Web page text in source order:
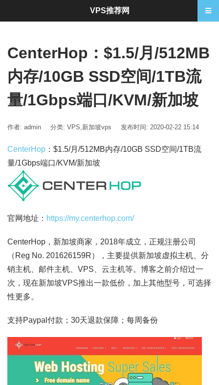
CenterHop：$1.5/月/512MB
内存/10GB SSD空间/1TB流
量/1Gbps端口/KVM/新加坡
作者: admin 分类: VPS,新加坡vps 发布时间: 2020-02-22 15:14
CenterHop ：$1.5/月/512MB内存/10GB SSD空间/1TB流
量/1Gbps端口/KVM/新加坡
官网地址： https://my.centerhop.com/
CenterHop，新加坡商家，2018年成立，正规注册公司
（Reg No. 201626159R），主要提供新加坡虚拟主机、分
销主机、邮件主机、VPS、云主机等。博客之前介绍过一
次，现在新加坡VPS推出一款低价，加上其他型号，可选择
性更多。
支持Paypal付款；30天退款保障；每周备份
VPS推荐网